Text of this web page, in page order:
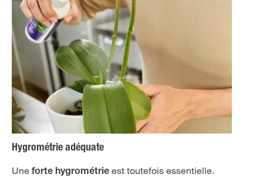
Hygrométrie adéquate
Une forte hygrométrie est toutefois essentielle.